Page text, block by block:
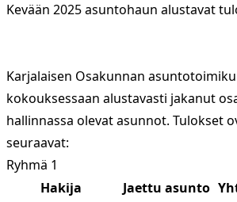
Kevään 2025 asuntohaun alustavat
Karjalaisen Osakunnan
kokouksessaan alustavasti jakanut
hallinnassa olevat asunnot. Tulokset
seuraavat:
Ryhmä 1
Hakija
Jaettu asunto